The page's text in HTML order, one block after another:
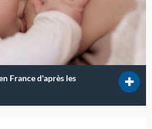
France d'après les